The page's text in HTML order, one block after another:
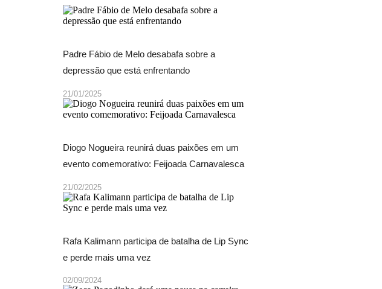
Padre Fábio de Melo desabafa sobre a
depressão que está enfrentando
21/01/2025
Diogo Nogueira reunirá duas paixões em um
evento comemorativo: Feijoada Carnavalesca
21/02/2025
Rafa Kalimann participa de batalha de Lip Sync
e perde mais uma vez
02/09/2024